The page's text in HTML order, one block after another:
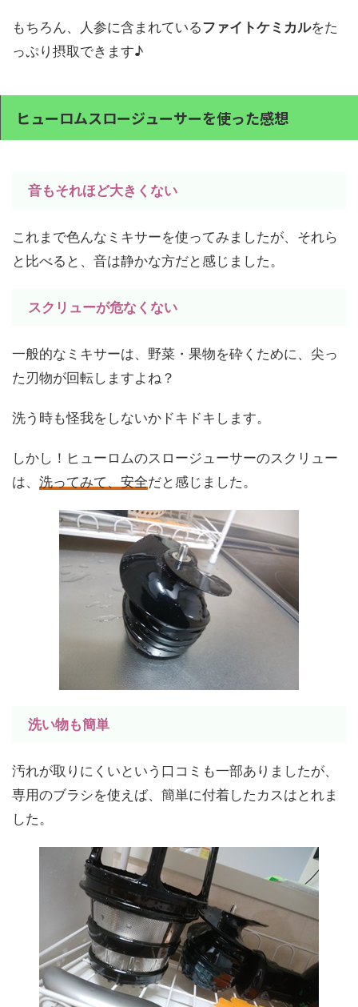
もちろん、人参に含まれているファイトケミカルをた
っぷり摂取できます♪
ヒューロムスロージューサーを使った感想
音もそれほど大きくない
これまで色んなミキサーを使ってみましたが、それら
と比べると、音は静かな方だと感じました。
スクリューが危なくない
一般的なミキサーは、野菜・果物を砕くために、尖っ
た刃物が回転しますよね？
洗う時も怪我をしないかドキドキします。
しかし！ヒューロムのスロージューサーのスクリュー
は、 洗ってみて、安全だと感じました。
洗い物も簡単
汚れが取りにくいという口コミも一部ありましたが、
専用のブラシを使えば、簡単に付着したカスはとれま
した。